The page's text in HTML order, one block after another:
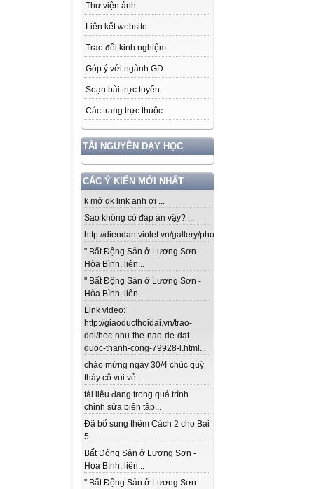
Thư viện ảnh
Liên kết website
Trao đổi kinh nghiệm
Góp ý với ngành GD
Soạn bài trực tuyến
Các trang trực thuộc
TÀI NGUYÊN DẠY HỌC
CÁC Ý KIẾN MỚI NHẤT
k mở dk link anh ơi ...
Sao không có đáp án vậy? ...
http://diendan.violet.vn/gallery/photos/302...
" Bất Động Sản ở Lương Sơn -
Hòa Bình, liên...
" Bất Động Sản ở Lương Sơn -
Hòa Bình, liên...
Link video:
http://giaoducthoidai.vn/trao-
doi/hoc-nhu-the-nao-de-dat-
duoc-thanh-cong-79928-l.html...
chào mừng ngày 30/4 chúc quý
thày cô vui vẻ...
tài liệu đang trong quá trình
chỉnh sửa biên tập...
Đã bổ sung thêm Cách 2 cho Bài
5...
Bất Động Sản ở Lương Sơn -
Hòa Bình, liên...
" Bất Động Sản ở Lương Sơn -